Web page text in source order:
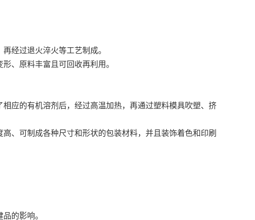
经过退火淬火等工艺制成。
、原料丰富且可回收再利用。
应的有机溶剂后，经过高温加热，再通过塑料模具吹塑、挤
、可制成各种尺寸和形状的包装材料，并且装饰着色和印刷
的影响。